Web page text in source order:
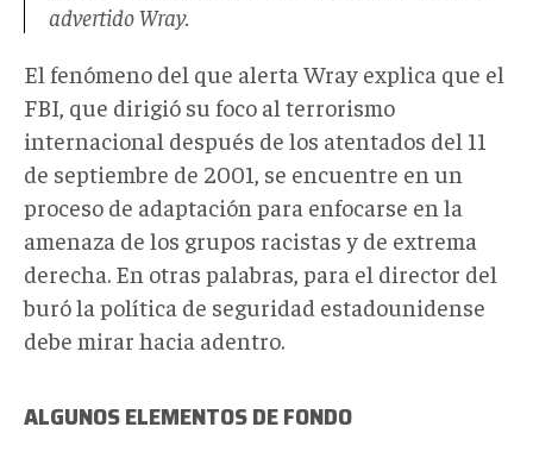
advertido Wray.
El fenómeno del que alerta Wray explica que el
FBI, que dirigió su foco al terrorismo
internacional después de los atentados del 11
de septiembre de 2001, se encuentre en un
proceso de adaptación para enfocarse en la
amenaza de los grupos racistas y de extrema
derecha. En otras palabras, para el director del
buró la política de seguridad estadounidense
debe mirar hacia adentro.
ALGUNOS ELEMENTOS DE FONDO